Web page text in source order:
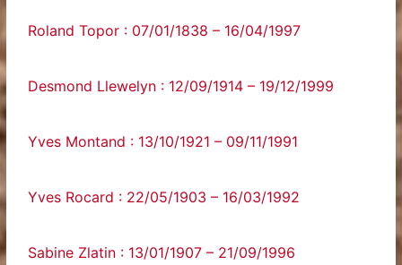
Roland Topor : 07/01/1838 – 16/04/1997
Desmond Llewelyn : 12/09/1914 – 19/12/1999
Yves Montand : 13/10/1921 – 09/11/1991
Yves Rocard : 22/05/1903 – 16/03/1992
Sabine Zlatin : 13/01/1907 – 21/09/1996